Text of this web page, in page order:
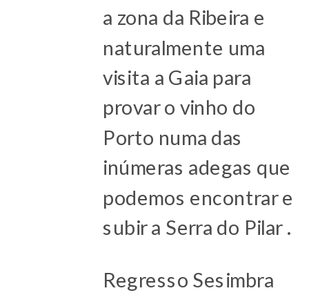
a zona da Ribeira e
naturalmente uma
visita a Gaia para
provar o vinho do
Porto numa das
inúmeras adegas que
podemos encontrar e
subir a Serra do Pilar .
Regresso Sesimbra